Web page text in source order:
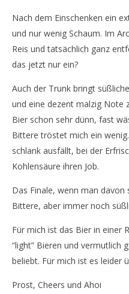
Nach dem Einschenken ein
und nur wenig Schaum. Im
Reis und tatsächlich ganz
das jetzt nur ein?
Auch der Trunk bringt
und eine dezent malzig Note
Bier schon sehr dünn, fast
Bittere tröstet mich ein
schlank ausfällt, bei der
Kohlensäure ihren Job.
Das Finale, wenn man
Bittere, aber immer noch
Für mich ist das Bier in einer
“light” Bieren und vermutlich
beliebt. Für mich ist es leider
Prost, Cheers und Ahoi